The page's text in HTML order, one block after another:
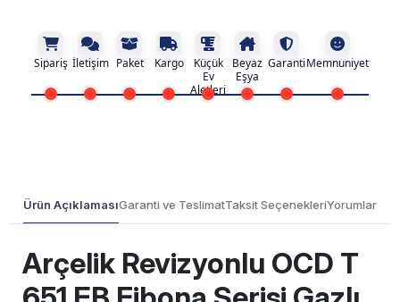
Sipariş İletişim Paket Kargo
Küçük
Ev
Aletleri
Beyaz
Eşya
GarantiMemnuniyet
Ürün AçıklamasıGaranti ve TeslimatTaksit SeçenekleriYorumlar
Arçelik Revizyonlu OCD T